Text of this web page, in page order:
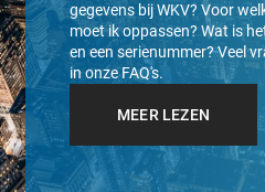
gegevens bij WKV? Voor
moet ik oppassen? Wat is
en een serienummer? Veel
in onze FAQ's.
MEER LEZEN